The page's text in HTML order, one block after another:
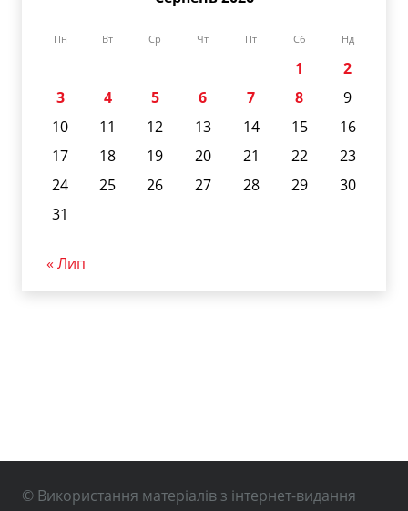
Пн Вт Ср Чт Пт Сб Нд
1
2
3
4 5 6 7 8
9
10
11 12 13 14 15
16
17
18 19 20 21 22
23
24
25 26 27 28 29
30
31
« Лип
© Використання матеріалів з інтернет-видання